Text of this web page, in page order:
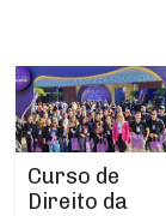
Curso de
Direito da